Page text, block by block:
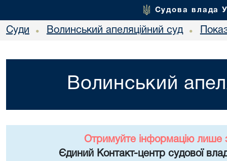
Судова влада
Суди • Волинський апеляційний суд •
Волинський
Отримуйте інформацію лише
Єдиний Контакт-центр судової